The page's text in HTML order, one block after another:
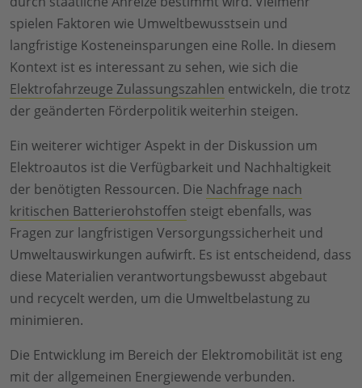
spielen Faktoren wie Umweltbewusstsein und
langfristige Kosteneinsparungen eine Rolle. In diesem
Kontext ist es interessant zu sehen, wie sich die
Elektrofahrzeuge Zulassungszahlen entwickeln, die trotz
der geänderten Förderpolitik weiterhin steigen.
Ein weiterer wichtiger Aspekt in der Diskussion um
Elektroautos ist die Verfügbarkeit und Nachhaltigkeit
der benötigten Ressourcen. Die Nachfrage nach
kritischen Batterierohstoffen steigt ebenfalls, was
Fragen zur langfristigen Versorgungssicherheit und
Umweltauswirkungen aufwirft. Es ist entscheidend, dass
diese Materialien verantwortungsbewusst abgebaut
und recycelt werden, um die Umweltbelastung zu
minimieren.
Die Entwicklung im Bereich der Elektromobilität ist eng
mit der allgemeinen Energiewende verbunden.